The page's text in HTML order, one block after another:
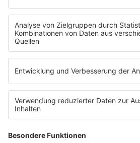
Uniklinik Tübingen
Fahrradparkhaus
Die Uniklinik Tübingen hat ein
eröffnet. Direkt an der
E-Bikes über eine